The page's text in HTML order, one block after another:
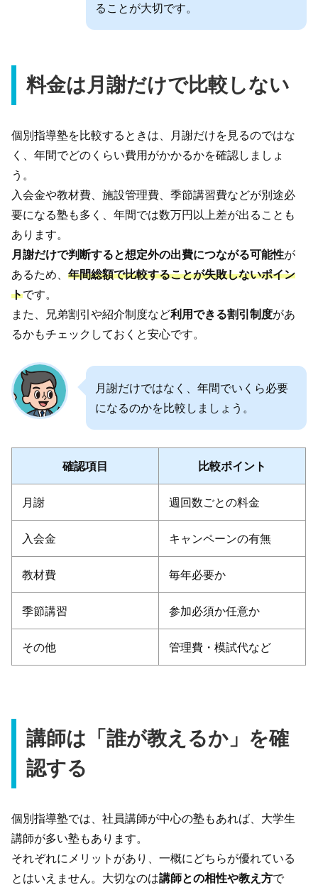
ることが大切です。
料金は月謝だけで比較しない
個別指導塾を比較するときは、月謝だけを見るのではな
く、年間でどのくらい費用がかかるかを確認しましょ
う。
入会金や教材費、施設管理費、季節講習費などが別途必
要になる塾も多く、年間では数万円以上差が出ることも
あります。
月謝だけで判断すると想定外の出費につながる可能性が
あるため、年間総額で比較することが失敗しないポイン
トです。
また、兄弟割引や紹介制度など利用できる割引制度があ
るかもチェックしておくと安心です。
月謝だけではなく、年間でいくら必要
になるのかを比較しましょう。
確認項目 比較ポイント
月謝 週回数ごとの料金
入会金 キャンペーンの有無
教材費 毎年必要か
季節講習 参加必須か任意か
その他 管理費・模試代など
講師は「誰が教えるか」を確
認する
個別指導塾では、社員講師が中心の塾もあれば、大学生
講師が多い塾もあります。
それぞれにメリットがあり、一概にどちらが優れている
とはいえません。大切なのは講師との相性や教え方で